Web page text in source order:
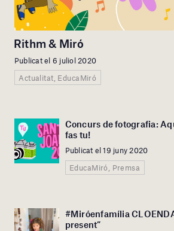
Rithm & Miró
Publicat el 6 juliol 2020
Actualitat, EducaMiró
Concurs de fotografia:
fas tu!
Publicat el 19 juny 2020
EducaMiró, Premsa
#Miróenfamília
present”